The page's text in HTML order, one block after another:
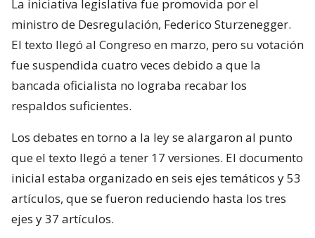
La iniciativa legislativa fue promovida por el
ministro de Desregulación, Federico Sturzenegger.
El texto llegó al Congreso en marzo, pero su votación
fue suspendida cuatro veces debido a que la
bancada oficialista no lograba recabar los
respaldos suficientes.
Los debates en torno a la ley se alargaron al punto
que el texto llegó a tener 17 versiones. El documento
inicial estaba organizado en seis ejes temáticos y 53
artículos, que se fueron reduciendo hasta los tres
ejes y 37 artículos.